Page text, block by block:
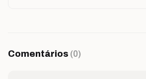
Comentários (0)